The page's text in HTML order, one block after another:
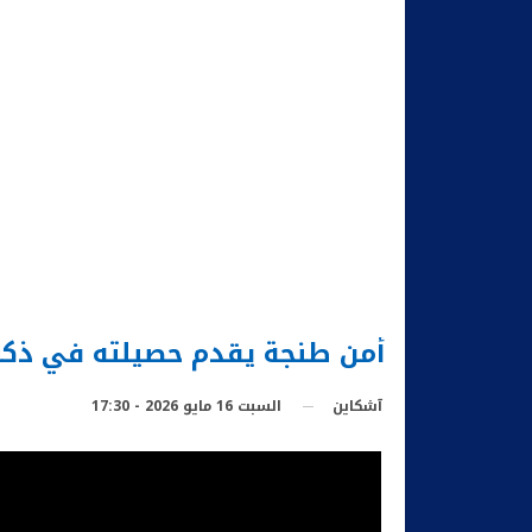
أمن طنجة يقدم حصيلته في
آشكاين السبت 16 مايو 2026 - 17:30